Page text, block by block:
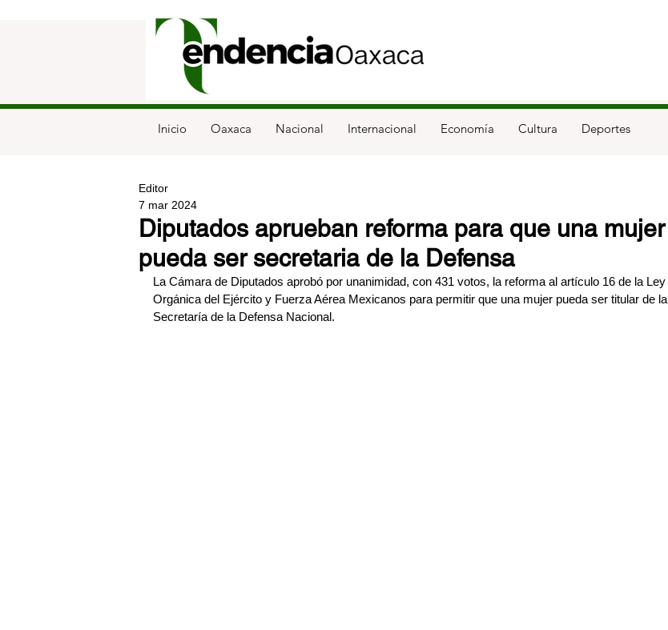
Inicio Oaxaca Nacional Internacional Economía Cultura Deportes
Diputados aprueban reforma para que una mujer
pueda ser secretaria de la Defensa
Editor
7 mar 2024
La Cámara de Diputados aprobó por unanimidad, con 431 votos, la reforma al artículo 16 de la Ley
Orgánica del Ejército y Fuerza Aérea Mexicanos para permitir que una mujer pueda ser titular de la
Secretaría de la Defensa Nacional.